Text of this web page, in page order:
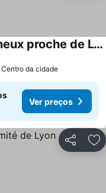
Superbe appartement lumineux proche de Lyon
da cidade
Ver preços
Partilhar